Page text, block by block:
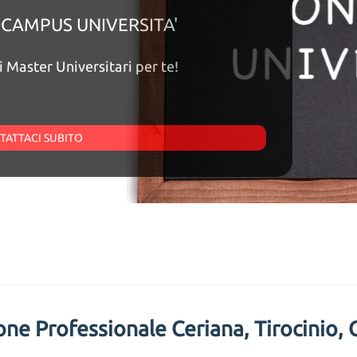
UNIVERSITA'
Master Universitari per te!
SUBITO
16-17 settembre 26
SUBITO
Professionale Ceriana, Tirocinio,